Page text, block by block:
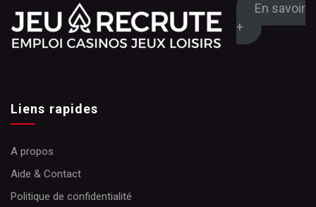
En savoir
+
Liens rapides
A propos
Aide & Contact
Politique de confidentialité